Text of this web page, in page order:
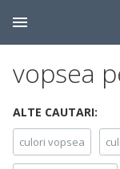
vopsea
ALTE CAUTARI:
culori vopsea